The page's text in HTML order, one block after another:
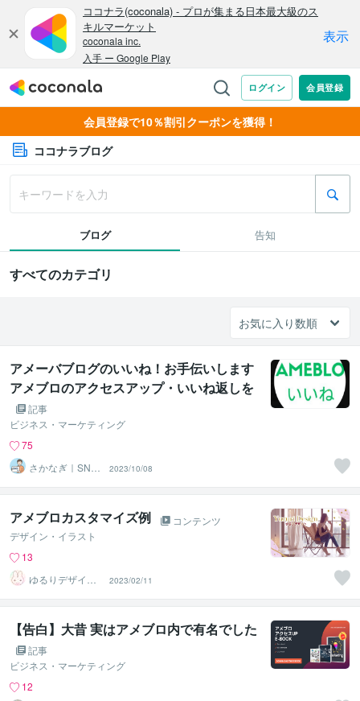
会員登録で10％割引クーポンを獲得！
ココナラブログ
ブログ 告知
すべてのカテゴリ
アメーバブログのいいね！お手伝いします
アメブロのアクセスアップ・いいね返しを
お手伝いします
記事
ビジネス・マーケティング
75
さかなぎ｜SNS
マーケティング
2023/10/08
アメブロカスタマイズ例
コンテンツ
デザイン・イラスト
13
ゆるりデザイン
＠夏季休暇中
2023/02/11
【告白】大昔 実はアメブロ内で有名でした
記事
ビジネス・マーケティング
12